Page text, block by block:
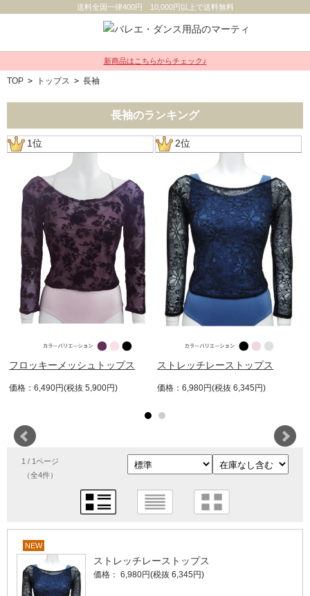
送料全国一律400円 10,000円以上で送料無料
新商品はこちらからチェック♪
TOP > トップス > 長袖
長袖のランキング
1位
フロッキーメッシュトップス
価格：6,490円(税抜 5,900円)
2位
ストレッチレーストップス
価格：6,980円(税抜 6,345円)
1 / 1ページ
（全4件）
NEW
ストレッチレーストップス
価格： 6,980円(税抜 6,345円)